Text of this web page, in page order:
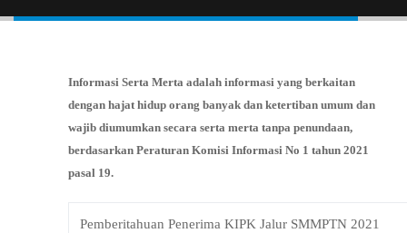
Informasi Serta Merta adalah informasi yang berkaitan
dengan hajat hidup orang banyak dan ketertiban umum dan
wajib diumumkan secara serta merta tanpa penundaan,
berdasarkan Peraturan Komisi Informasi No 1 tahun 2021
pasal 19.
Pemberitahuan Penerima KIPK Jalur SMMPTN 2021